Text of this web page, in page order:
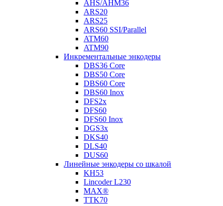
AHS/AHM36
ARS20
ARS25
ARS60 SSI/Parallel
ATM60
ATM90
Инкрементальные энкодеры
DBS36 Core
DBS50 Core
DBS60 Core
DBS60 Inox
DFS2x
DFS60
DFS60 Inox
DGS3x
DKS40
DLS40
DUS60
Линейные энкодеры со шкалой
KH53
Lincoder L230
MAX®
TTK70